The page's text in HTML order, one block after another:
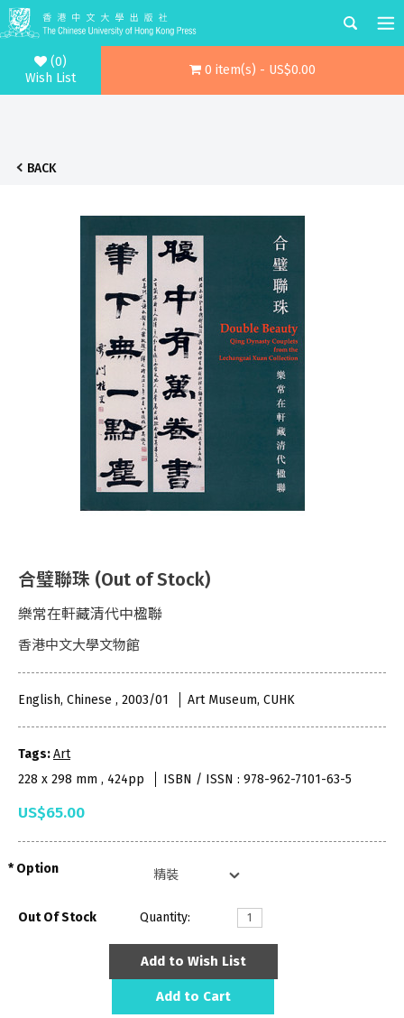
(0)
Wish List
0 item(s) - US$0.00
BACK
合璧聯珠 (Out of Stock)
樂常在軒藏清代中楹聯
香港中文大學文物館
English, Chinese , 2003/01 Art Museum, CUHK
Tags:Art
228 x 298 mm , 424pp
ISBN / ISSN : 978-962-7101-63-5
US$65.00
Option
Out Of Stock Quantity:
Add to Wish List
Add to Cart